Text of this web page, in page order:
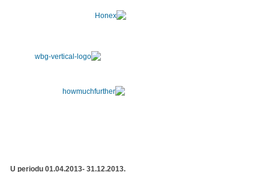
U periodu 01.04.2013- 31.12.2013.